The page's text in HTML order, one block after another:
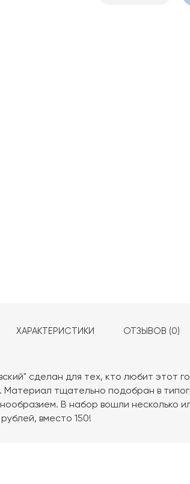
ХАРАКТЕРИСТИКИ ОТЗЫВОВ (0)
сделан для тех, кто любит этот
Материал тщательно подобран в
В набор вошли несколько
вместо 150!